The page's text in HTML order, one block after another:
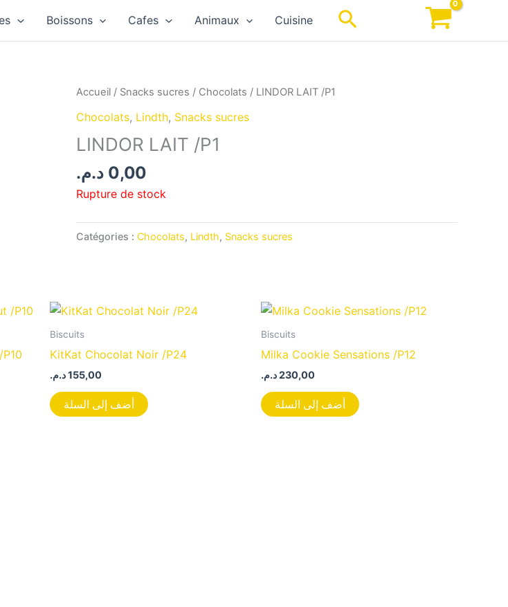
Boissons Cafes Animaux Cuisine Rechercher
Accueil / Snacks sucres / Chocolats / LINDOR LAIT /P1
Chocolats, Lindth, Snacks sucres
LINDOR LAIT /P1
0,00 د.م.
Rupture de stock
Catégories : Chocolats, Lindth, Snacks sucres
Biscuits
KitKat Chocolat Noir /P24
155,00د.م.
أضف إلى السلة
Biscuits
Milka Cookie Sensations /P12
230,00د.م.
أضف إلى السلة